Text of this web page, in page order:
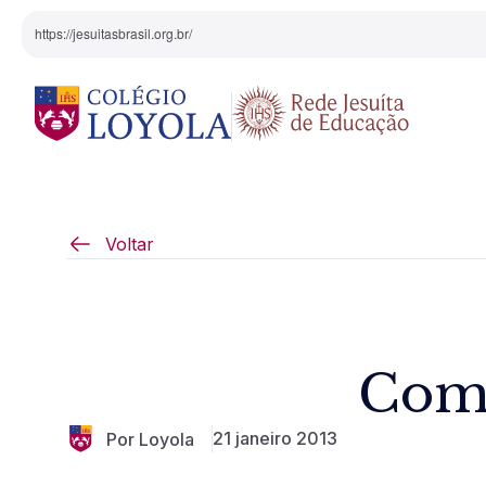
https://jesuitasbrasil.org.br/
Pedagogia Inaciana
Voltar
Por Loyola 21 janeiro 2013